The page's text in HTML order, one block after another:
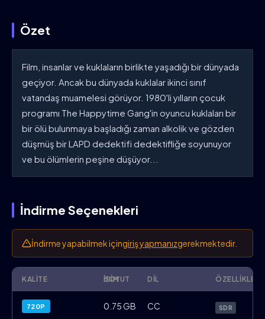
Özet
Film, insanlar ve kuklaların birlikte yaşadığı bir dünyada
geçiyor. Ancak bu dünyada kuklalar ikinci sınıf
vatandaş muamelesi görüyor. 1980'li yılların çocuk
programı The Happytime Gang'in oyuncu kuklaları bir
bir ölü bulunmaya başladığı zaman alkolik ve gözden
düşmüş bir LAPD dedektifi dedektifliğe soyunuyor
ve bu ölümlerin peşine düşüyor...
İndirme Seçenekleri
İndirme yapabilmek içingiriş yapmanızgerekmektedir.
KALITE İSIM
BOYUT DIL ÖZELLIKLER
720P 0.75 GB CC SDR